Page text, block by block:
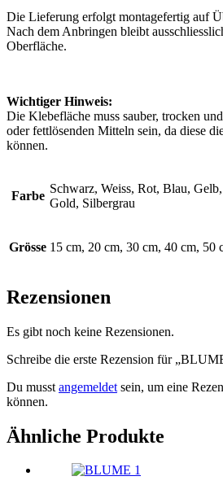
Die Lieferung erfolgt montagefertig auf
Nach dem Anbringen bleibt
Oberfläche.
Wichtiger Hinweis:
Die Klebefläche muss sauber, trocken
oder fettlösenden Mitteln sein, da diese
können.
Farbe
Schwarz, Weiss, Rot, Blau,
Gold, Silbergrau
Grösse 15 cm, 20 cm, 30 cm, 40 cm, 50
Rezensionen
Es gibt noch keine Rezensionen.
Schreibe die erste Rezension für
Du musst angemeldet sein, um eine
können.
Ähnliche Produkte